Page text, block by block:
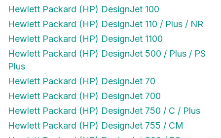
Hewlett Packard (HP) DesignJet 100
Hewlett Packard (HP) DesignJet 110 / Plus / NR
Hewlett Packard (HP) DesignJet 1100
Hewlett Packard (HP) DesignJet 500 / Plus / PS
Plus
Hewlett Packard (HP) DesignJet 70
Hewlett Packard (HP) DesignJet 700
Hewlett Packard (HP) DesignJet 750 / C / Plus
Hewlett Packard (HP) DesignJet 755 / CM